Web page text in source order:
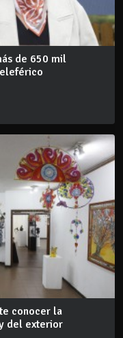
de 650 mil
conocer la
del exterior